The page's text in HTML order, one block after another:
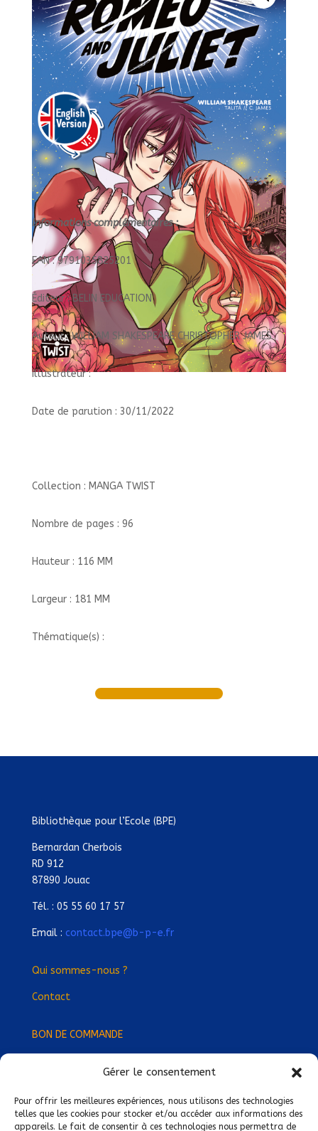
Gérer le consentement
Pour offrir les meilleures expériences, nous utilisons des technologies
telles que les cookies pour stocker et/ou accéder aux informations des
appareils. Le fait de consentir à ces technologies nous permettra de
Informations complémentaires :
EAN : 9791035825201
Éditeur : BELIN EDUCATION
Auteur : WILLIAM SHAKESPEARE CHRISTOPHER JAMES
Illustrateur :
Date de parution : 30/11/2022
Collection : MANGA TWIST
Nombre de pages : 96
Hauteur : 116 MM
Largeur : 181 MM
Thématique(s) :
Bibliothèque pour l’Ecole (BPE)
Bernardan Cherbois
RD 912
87890 Jouac
Tél. : 05 55 60 17 57
Email : contact.bpe@b-p-e.fr
Qui sommes-nous ?
Contact
BON DE COMMANDE
Devenez Délégué·e Régional·e !
Trouvez-nous près de chez vous !